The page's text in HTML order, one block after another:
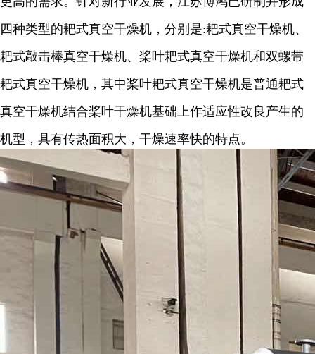
四种类型的耙式真空干燥机，分别是:耙式真空干燥机、
耙式敲击棒真空干燥机、桨叶耙式真空干燥机和双螺带
耙式真空干燥机，其中桨叶耙式真空干燥机是普通耙式
真空干燥机结合桨叶干燥机基础上作适应性改良产生的
机型，具有传热面积大，干燥速率快的特点。